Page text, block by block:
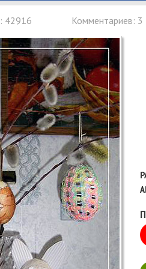
42916 Комментариев: 3